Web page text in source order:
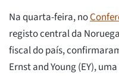
Na quarta-feira, no
registo central da
fiscal do país,
Ernst and Young (EY),